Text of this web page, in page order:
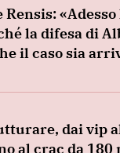
Rensis:
la difesa di
il caso sia
dai vip
al crac da